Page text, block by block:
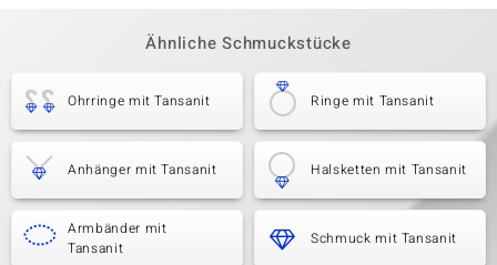
Ähnliche Schmuckstücke
Ohrringe mit Tansanit Ringe mit Tansanit
Anhänger mit Tansanit Halsketten mit Tansanit
Armbänder mit
Tansanit
Schmuck mit Tansanit